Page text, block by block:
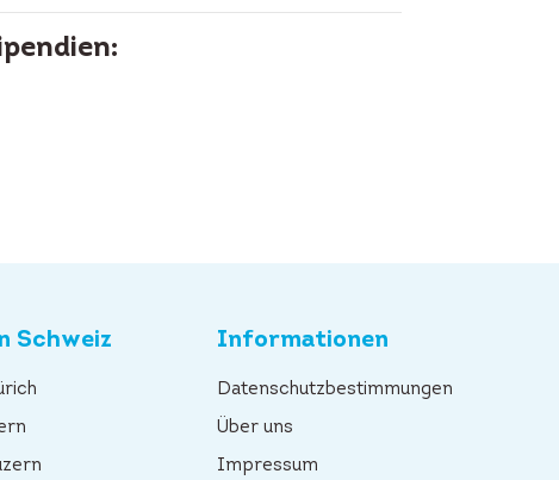
Schweiz Informationen
Datenschutzbestimmungen
Über uns
Impressum